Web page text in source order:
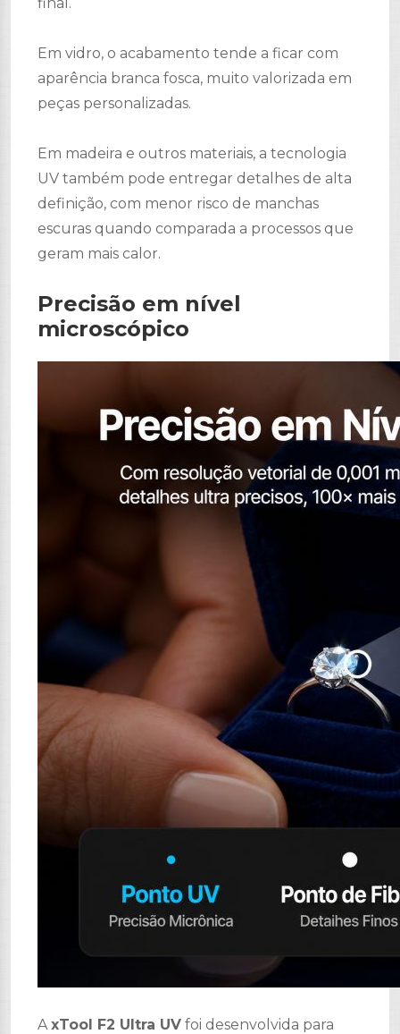
Em vidro, o acabamento tende a ficar com
aparência branca fosca, muito valorizada em
peças personalizadas.
Em madeira e outros materiais, a tecnologia
UV também pode entregar detalhes de alta
definição, com menor risco de manchas
escuras quando comparada a processos que
geram mais calor.
Precisão em nível
microscópico
AxTool F2 Ultra UV foi desenvolvida para